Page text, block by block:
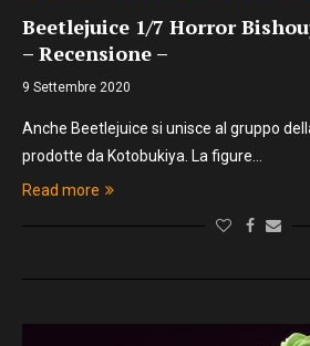
Beetlejuice 1/7 Horror
– Recensione –
9 Settembre 2020
Anche Beetlejuice si unisce al gruppo
prodotte da Kotobukiya. La figure…
Read more